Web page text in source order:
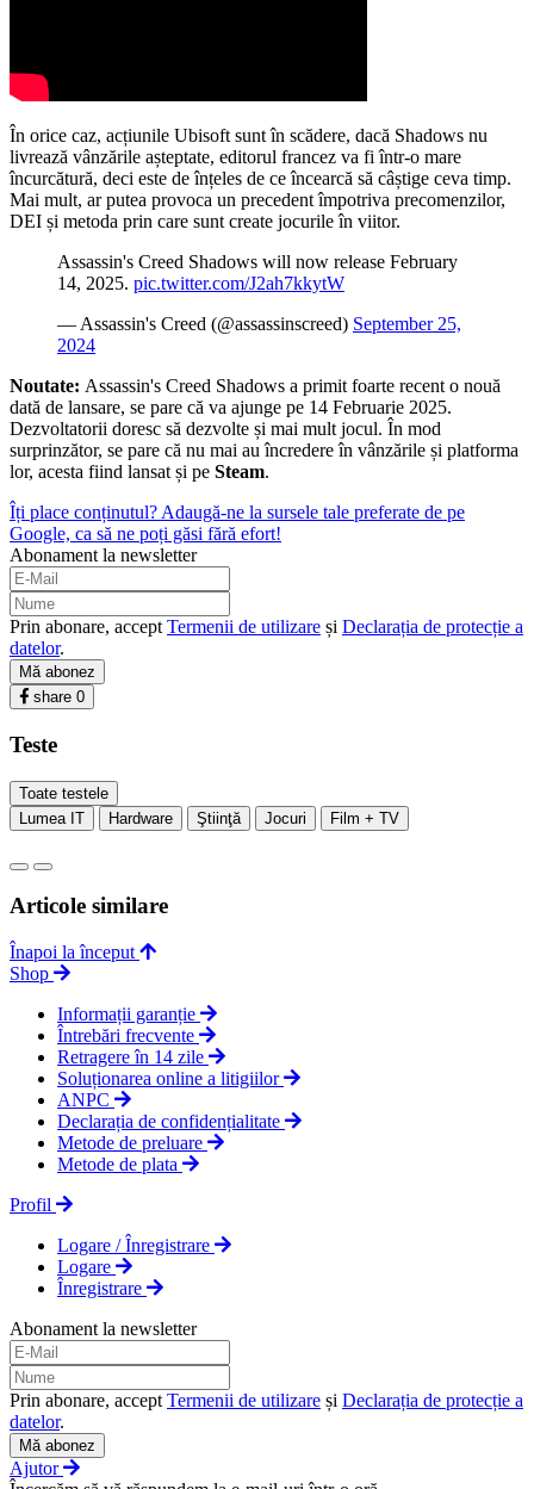
În orice caz, acțiunile Ubisoft sunt în scădere, dacă Shadows nu
livrează vânzările așteptate, editorul francez va fi într-o mare
încurcătură, deci este de înțeles de ce încearcă să câștige ceva timp.
Mai mult, ar putea provoca un precedent împotriva precomenzilor,
DEI și metoda prin care sunt create jocurile în viitor.
Assassin's Creed Shadows will now release February
14, 2025. pic.twitter.com/J2ah7kkytW
— Assassin's Creed (@assassinscreed) September 25,
2024
Noutate: Assassin's Creed Shadows a primit foarte recent o nouă
dată de lansare, se pare că va ajunge pe 14 Februarie 2025.
Dezvoltatorii doresc să dezvolte și mai mult jocul. În mod
surprinzător, se pare că nu mai au încredere în vânzările și platforma
lor, acesta fiind lansat și pe Steam.
Îți place conținutul? Adaugă-ne la sursele tale preferate de pe
Google, ca să ne poți găsi fără efort!
Abonament la newsletter
Prin abonare, accept Termenii de utilizare și Declarația de protecție a
datelor.
Mă abonez
share 0
Teste
Toate testele
Lumea IT
Hardware Ştiinţă Jocuri Film + TV
Articole similare
Înapoi la început
Shop
Informații garanție
Întrebări frecvente
Retragere în 14 zile
Soluționarea online a litigiilor
ANPC
Declarația de confidențialitate
Metode de preluare
Metode de plata
Profil
Logare / Înregistrare
Logare
Înregistrare
Abonament la newsletter
Prin abonare, accept Termenii de utilizare și Declarația de protecție a
datelor.
Mă abonez
Ajutor